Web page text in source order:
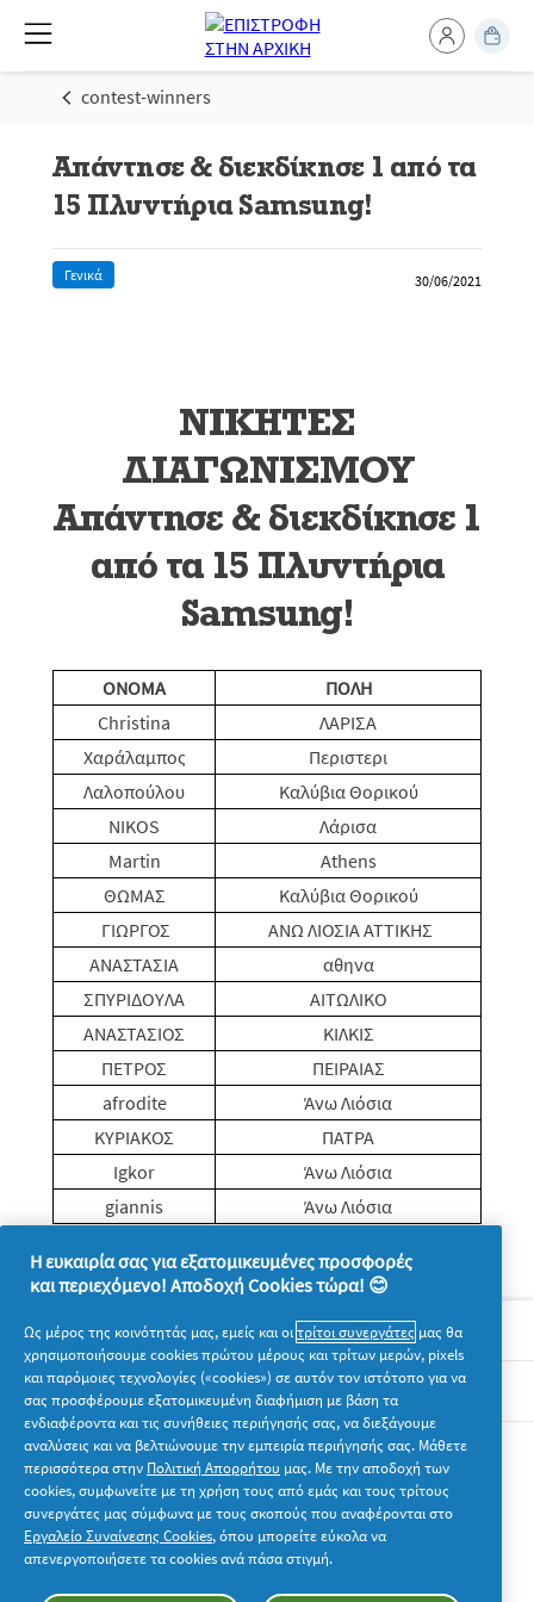
contest-winners
Απάντησε & διεκδίκησε 1 από τα
15 Πλυντήρια Samsung!
Γενικά 30/06/2021
ΝΙΚΗΤΕΣ
ΔΙΑΓΩΝΙΣΜΟΥ
Απάντησε & διεκδίκησε 1
από τα 15 Πλυντήρια
Samsung!
ONOMA
ΠΟΛΗ
Christina
ΛΑΡΙΣΑ
Χαράλαμπος
Περιστερι
Λαλοπούλου
Καλύβια Θορικού
NIKOS
Λάρισα
Martin
Athens
ΘΩΜΑΣ
Καλύβια Θορικού
ΓΙΩΡΓΟΣ
ΑΝΩ ΛΙΟΣΙΑ ΑΤΤΙΚΗΣ
ANAΣΤΑΣΙΑ
αθηνα
ΣΠΥΡΙΔΟΥΛΑ
ΑΙΤΩΛΙΚΟ
ΑΝΑΣΤΑΣΙΟΣ
ΚΙΛΚΙΣ
ΠΕΤΡΟΣ
ΠΕΙΡΑΙΑΣ
afrodite
Άνω Λιόσια
ΚΥΡΙΑΚΟΣ
ΠΑΤΡΑ
Igkor
Άνω Λιόσια
giannis
Άνω Λιόσια
Σχετικά με την P&G
Νομικά
Ακολουθήστε μας
Η ευκαιρία σας για εξατομικευμένες προσφορές
και περιεχόμενο! Αποδοχή Cookies τώρα! 😊
Ως μέρος της κοινότητάς μας, εμείς και οιτρίτοι συνεργάτες μας θα
χρησιμοποιήσουμε cookies πρώτου μέρους και τρίτων μερών, pixels
και παρόμοιες τεχνολογίες («cookies») σε αυτόν τον ιστότοπο για να
σας προσφέρουμε εξατομικευμένη διαφήμιση με βάση τα
ενδιαφέροντα και τις συνήθειες περιήγησής σας, να διεξάγουμε
αναλύσεις και να βελτιώνουμε την εμπειρία περιήγησής σας. Μάθετε
περισσότερα στην Πολιτική Απορρήτου μας. Με την αποδοχή των
cookies, συμφωνείτε με τη χρήση τους από εμάς και τους τρίτους
συνεργάτες μας σύμφωνα με τους σκοπούς που αναφέρονται στο
Εργαλείο Συναίνεσης Cookies, όπου μπορείτε εύκολα να
απενεργοποιήσετε τα cookies ανά πάσα στιγμή.